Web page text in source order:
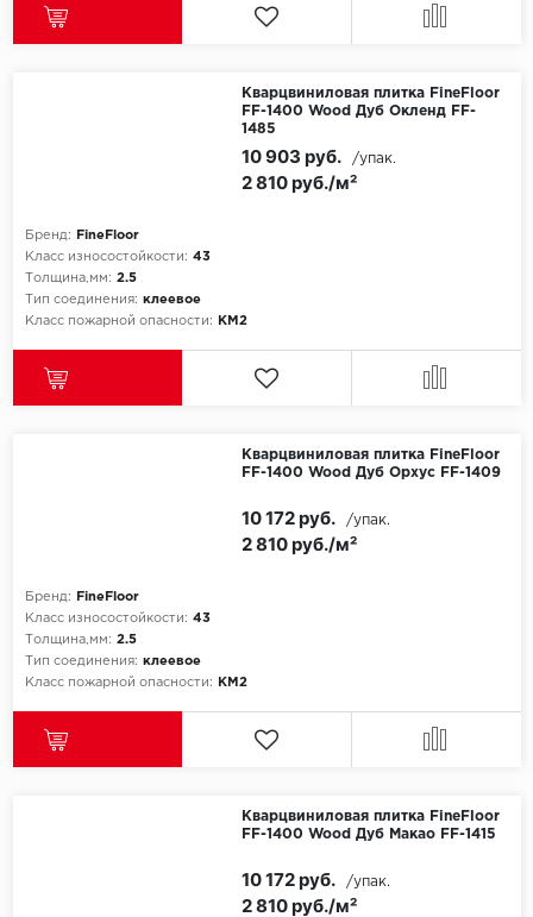
KDF
Krono Xonic
Made in Belgium
Moduleo
Natisston
Кварцвиниловая плитка FineFloor
FF-1400 Wood Дуб Окленд FF-
1485
Бренд:
FineFloor
Класс износостойкости: 43
Толщина,мм: 2.5
Тип соединения: клеевое
Класс пожарной опасности:
КМ2
2 810 руб./м²
10 903 руб. /упак.
Кварцвиниловая плитка FineFloor
FF-1400 Wood Дуб Орхус FF-1409
Бренд:
FineFloor
Класс износостойкости: 43
Толщина,мм: 2.5
Тип соединения: клеевое
Класс пожарной опасности:
КМ2
2 810 руб./м²
10 172 руб. /упак.
Кварцвиниловая плитка FineFloor
FF-1400 Wood Дуб Макао FF-1415
2 810 руб./м²
10 172 руб. /упак.